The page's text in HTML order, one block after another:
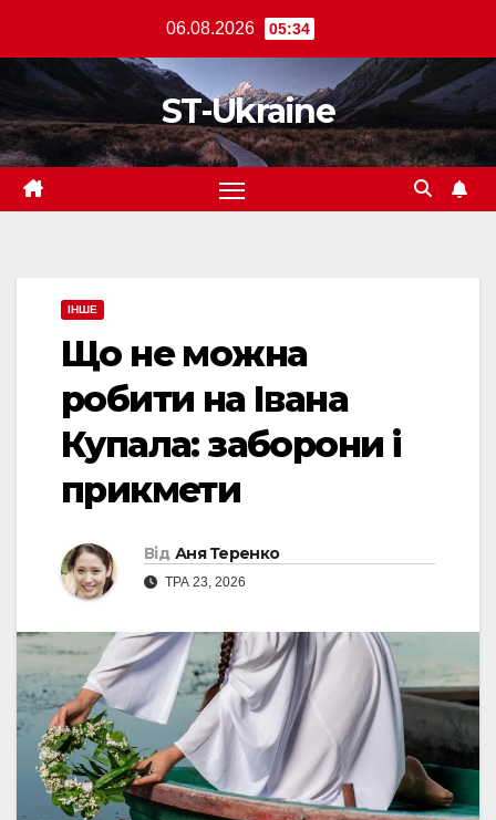
вмісту
06.08.2026 05:34
ST-Ukraine
ІНШЕ
Що не можна
робити на Івана
Купала: заборони і
прикмети
Від Аня Теренко
ТРА 23, 2026